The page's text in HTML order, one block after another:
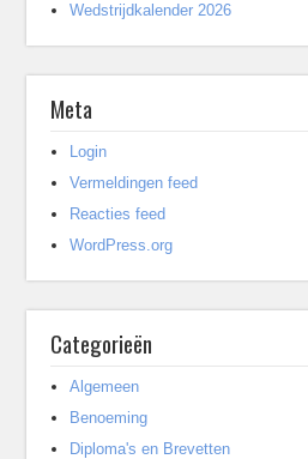
Wedstrijdkalender 2026
Meta
Login
Vermeldingen feed
Reacties feed
WordPress.org
Categorieën
Algemeen
Benoeming
Diploma's en Brevetten